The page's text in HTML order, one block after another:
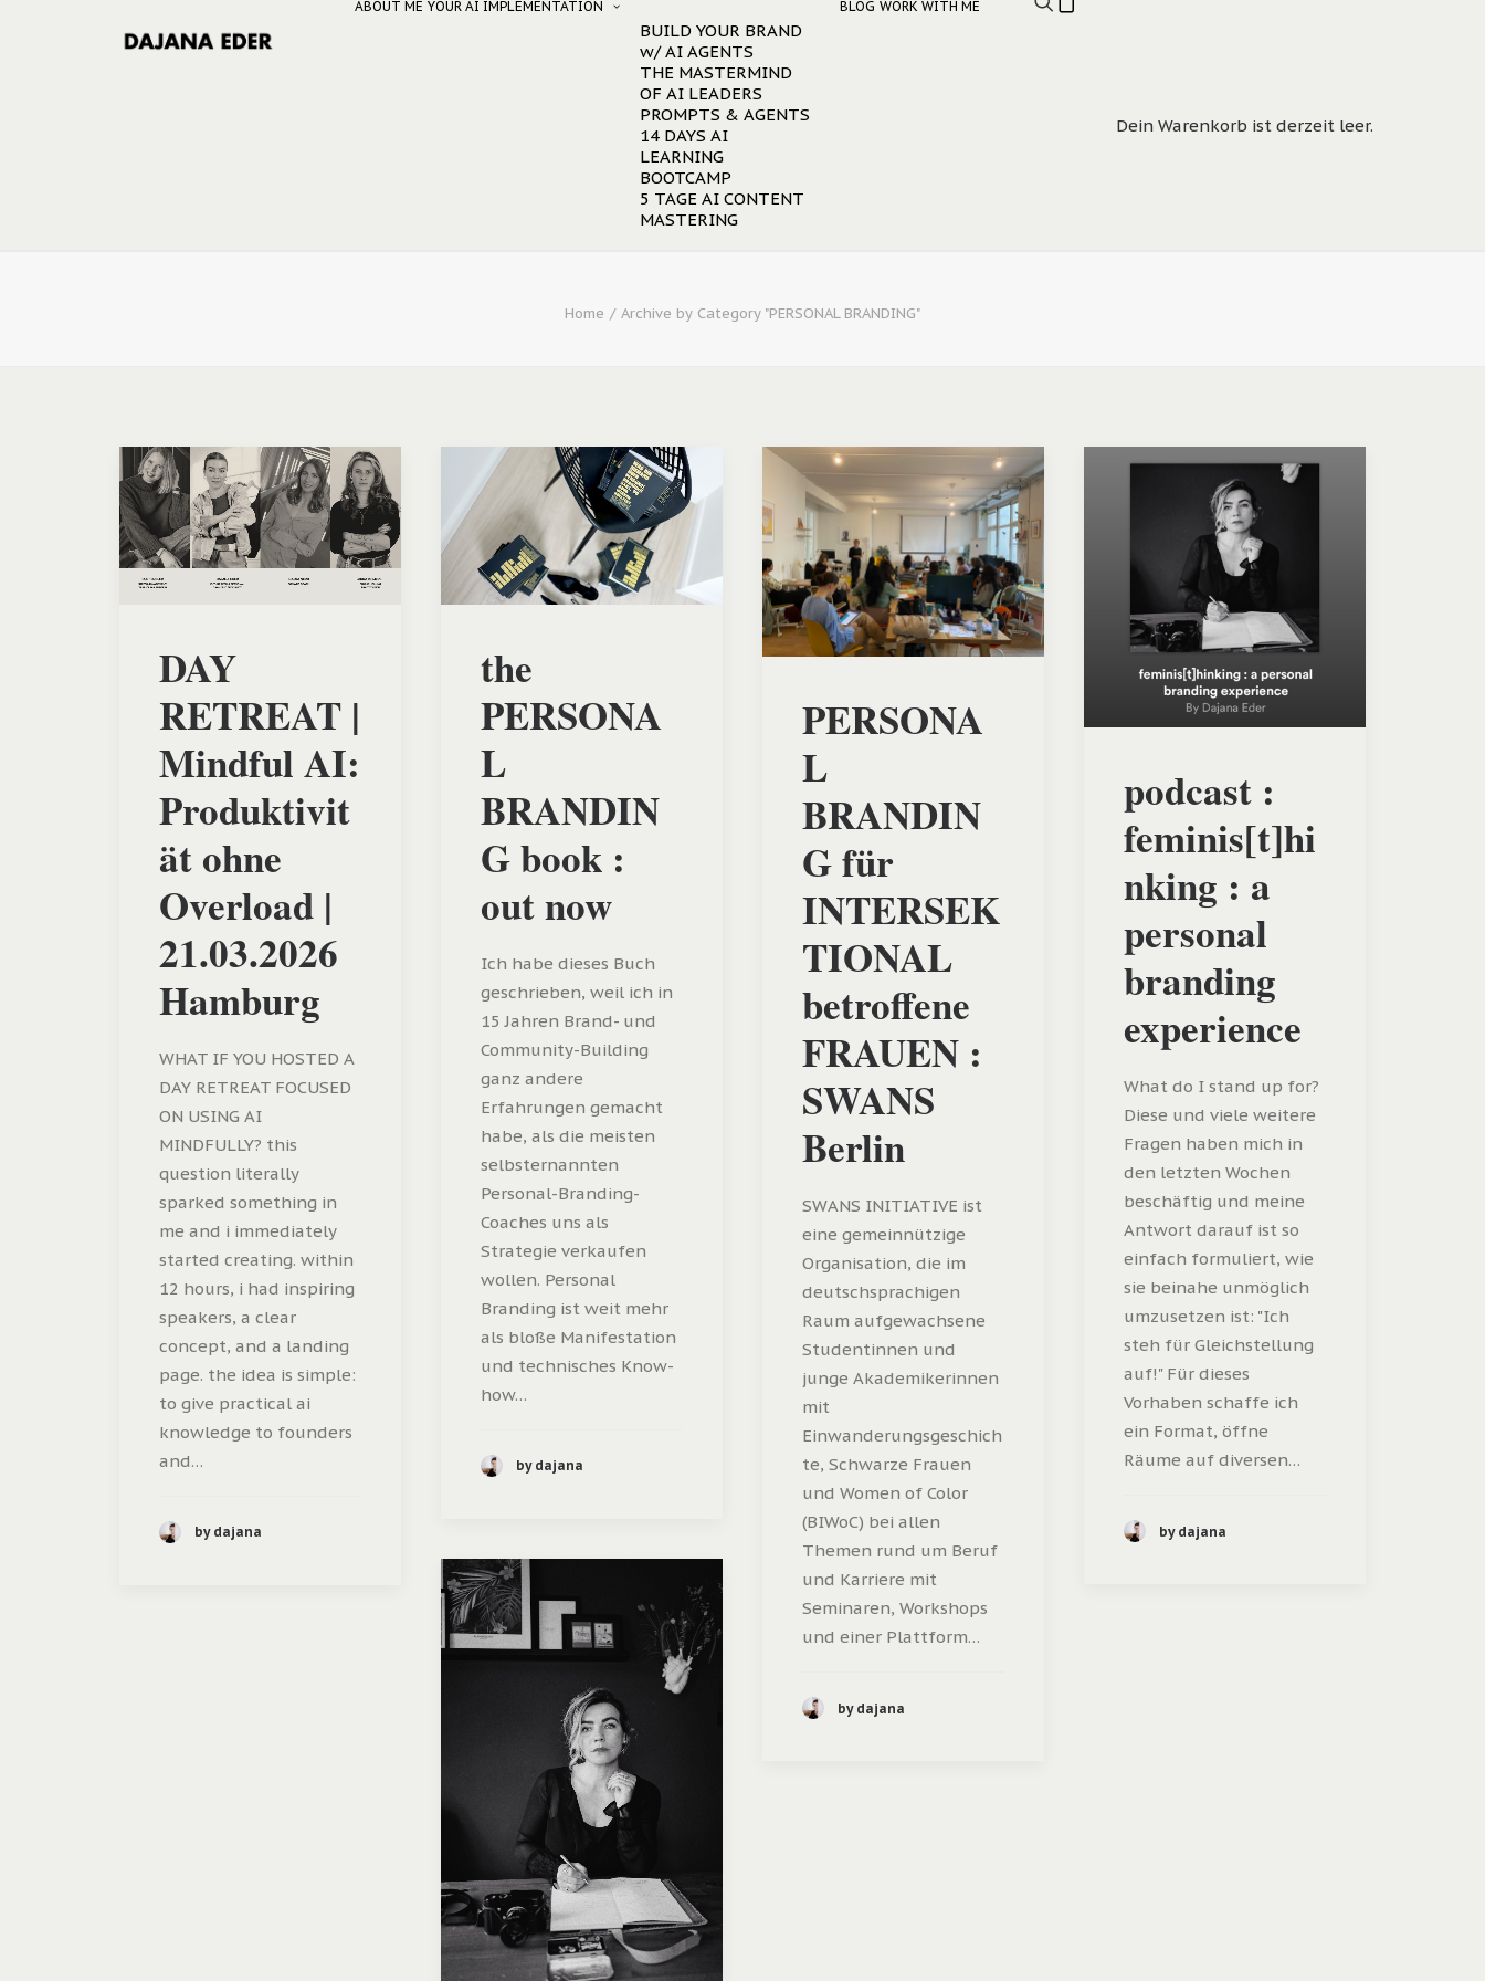
ABOUT ME YOUR AI IMPLEMENTATION
BUILD YOUR BRAND
w/ AI AGENTS
THE MASTERMIND
OF AI LEADERS
PROMPTS & AGENTS
14 DAYS AI
LEARNING
BOOTCAMP
5 TAGE AI CONTENT
MASTERING
BLOG WORK WITH ME
Dein Warenkorb ist derzeit leer.
Home Archive by Category "PERSONAL BRANDING"
DAY
RETREAT |
Mindful AI:
Produktivit
ät ohne
Overload |
21.03.2026
Hamburg
WHAT IF YOU HOSTED A
DAY RETREAT FOCUSED
ON USING AI
MINDFULLY? this
question literally
sparked something in
me and i immediately
started creating. within
12 hours, i had inspiring
speakers, a clear
concept, and a landing
page. the idea is simple:
to give practical ai
knowledge to founders
and…
by dajana
the
PERSONA
L
BRANDIN
G book :
out now
Ich habe dieses Buch
geschrieben, weil ich in
15 Jahren Brand- und
Community-Building
ganz andere
Erfahrungen gemacht
habe, als die meisten
selbsternannten
Personal-Branding-
Coaches uns als
Strategie verkaufen
wollen. Personal
Branding ist weit mehr
als bloße Manifestation
und technisches Know-
how…
by dajana
PERSONA
L
BRANDIN
G für
INTERSEK
TIONAL
betroffene
FRAUEN :
SWANS
Berlin
SWANS INITIATIVE ist
eine gemeinnützige
Organisation, die im
deutschsprachigen
Raum aufgewachsene
Studentinnen und
junge Akademikerinnen
mit
Einwanderungsgeschich
te, Schwarze Frauen
und Women of Color
(BIWoC) bei allen
Themen rund um Beruf
und Karriere mit
Seminaren, Workshops
und einer Plattform…
by dajana
podcast :
feminis[t]hi
nking : a
personal
branding
experience
What do I stand up for?
Diese und viele weitere
Fragen haben mich in
den letzten Wochen
beschäftig und meine
Antwort darauf ist so
einfach formuliert, wie
sie beinahe unmöglich
umzusetzen ist: "Ich
steh für Gleichstellung
auf!" Für dieses
Vorhaben schaffe ich
ein Format, öffne
Räume auf diversen…
by dajana